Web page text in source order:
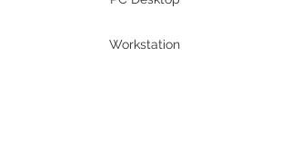
Workstation